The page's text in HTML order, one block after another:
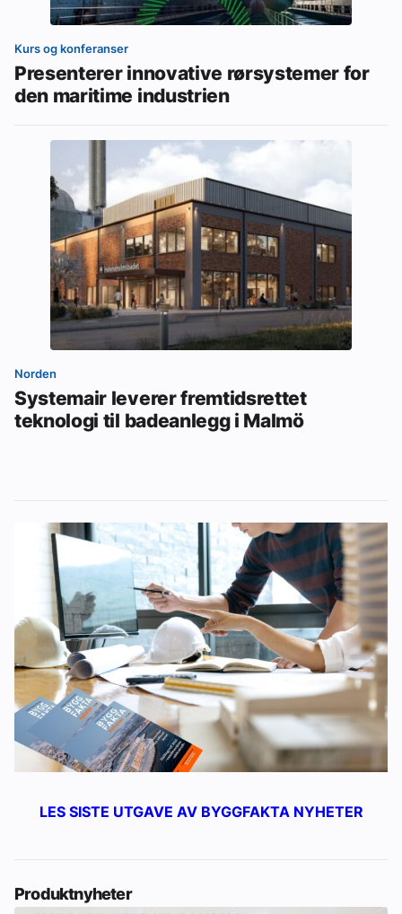
Kurs og konferanser
Presenterer innovative rørsystemer for
den maritime industrien
Norden
Systemair leverer fremtidsrettet
teknologi til badeanlegg i Malmö
LES SISTE UTGAVE AV BYGGFAKTA NYHETER
Produktnyheter